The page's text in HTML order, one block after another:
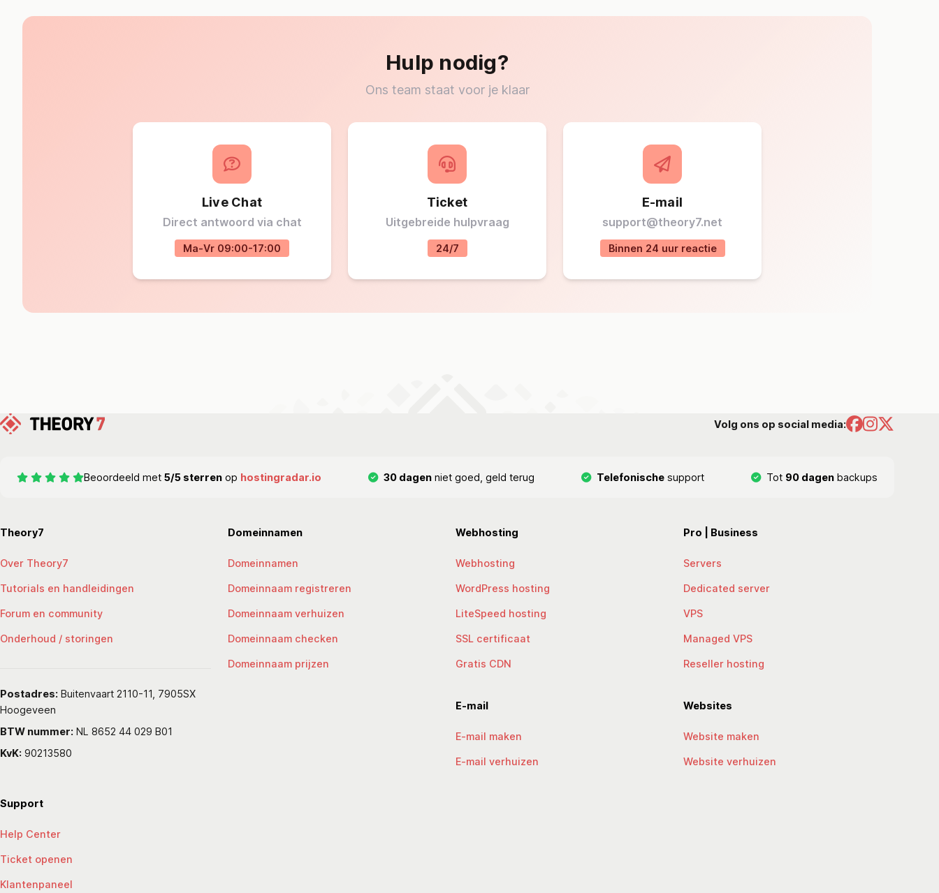
Hulp nodig?
Ons team staat voor je klaar
Live Chat
Direct antwoord via chat
Ma-Vr 09:00-17:00
Ticket
Uitgebreide hulpvraag
24/7
E-mail
support@theory7.net
Binnen 24 uur reactie
Volg ons op social media:
Beoordeeld met 5/5 sterren op hostingradar.io 30 dagen niet goed, geld terug Telefonische support Tot 90 dagen backups
Theory7
Over Theory7
Tutorials en handleidingen
Forum en community
Onderhoud / storingen
Postadres: Buitenvaart 2110-11, 7905SX
Hoogeveen
BTW nummer: NL 8652 44 029 B01
KvK: 90213580
Domeinnamen
Domeinnamen
Domeinnaam registreren
Domeinnaam verhuizen
Domeinnaam checken
Domeinnaam prijzen
Webhosting
Webhosting
WordPress hosting
LiteSpeed hosting
SSL certificaat
Gratis CDN
E-mail
E-mail maken
E-mail verhuizen
Pro | Business
Servers
Dedicated server
VPS
Managed VPS
Reseller hosting
Websites
Website maken
Website verhuizen
Support
Help Center
Ticket openen
Klantenpaneel